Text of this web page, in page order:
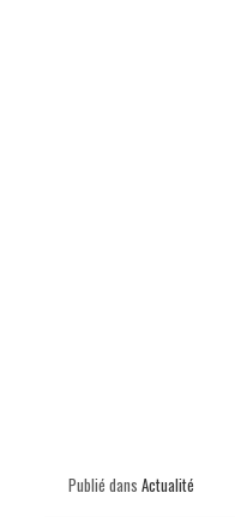
Publié dans Actualité